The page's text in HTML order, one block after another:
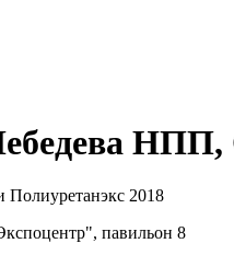
Полиуретанэкс 2018
павильон 8